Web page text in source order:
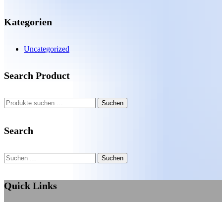
Kategorien
Uncategorized
Search Product
Suchen
nach:
Suchen
Search
Suchen
nach:
Quick Links